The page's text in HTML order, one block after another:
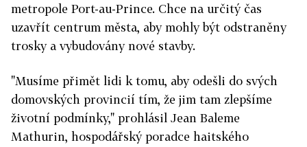
metropole Port-au-Prince. Chce na určitý čas
uzavřít centrum města, aby mohly být odstraněny
trosky a vybudovány nové stavby.
"Musíme přimět lidi k tomu, aby odešli do svých
domovských provincií tím, že jim tam zlepšíme
životní podmínky," prohlásil Jean Baleme
Mathurin, hospodářský poradce haitského